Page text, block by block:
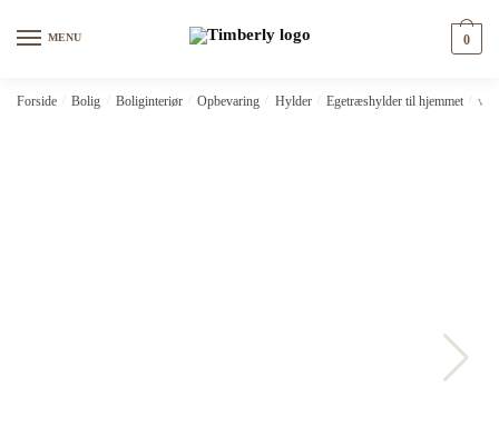
MENU 0
Forside Bolig Boliginteriør Opbevaring Hylder Egetræshylder til hjemmet